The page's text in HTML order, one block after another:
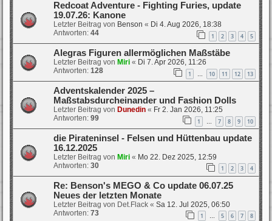
Redcoat Adventure - Fighting Furies, update
19.07.26: Kanone
Letzter Beitrag von Benson « Di 4. Aug 2026, 18:38
Antworten: 44 1 2 3 4 5
Alegras Figuren allermöglichen Maßstäbe
Letzter Beitrag von Miri « Di 7. Apr 2026, 11:26
Antworten: 128 1 10 11 12 13
Adventskalender 2025 –
Maßstabsdurcheinander und Fashion Dolls
Letzter Beitrag von Dunedin « Fr 2. Jan 2026, 11:25
Antworten: 99 1 7 8 9 10
die Pirateninsel - Felsen und Hüttenbau update
16.12.2025
Letzter Beitrag von Miri « Mo 22. Dez 2025, 12:59
Antworten: 30 1 2 3 4
Re: Benson's MEGO & Co update 06.07.25
Neues der letzten Monate
Letzter Beitrag von Det.Flack « Sa 12. Jul 2025, 06:50
Antworten: 73 1 … 5 6 7 8